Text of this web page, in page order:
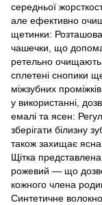
середньої
але ефективно
щетинки:
чашечки, що
ретельно очищають
сплетені снопики
міжзубних
у використанні,
емалі та ясен:
зберігати білизну
також захищає ясна
Щітка
рожевий — що
кожного члена
Синтетичне